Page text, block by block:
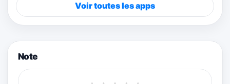
Voir toutes les apps
Note